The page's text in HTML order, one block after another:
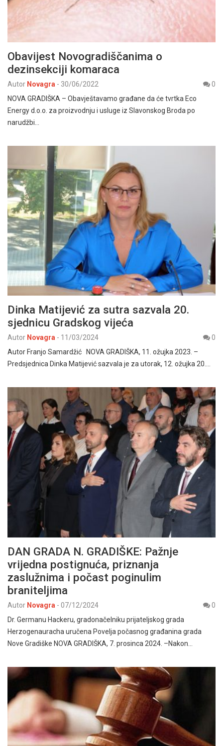
Obavijest Novogradiščanima o
dezinsekciji komaraca
Autor Novagra - 30/06/2022
0
NOVA GRADIŠKA – Obavještavamo građane da će tvrtka Eco
Energy d.o.o. za proizvodnju i usluge iz Slavonskog Broda po
narudžbi…
Dinka Matijević za sutra sazvala 20.
sjednicu Gradskog vijeća
Autor Novagra - 11/03/2024
0
Autor Franjo Samardžić NOVA GRADIŠKA, 11. ožujka 2023. –
Predsjednica Dinka Matijević sazvala je za utorak, 12. ožujka 20.…
DAN GRADA N. GRADIŠKE: Pažnje
vrijedna postignuća, priznanja
zaslužnima i počast poginulim
braniteljima
Autor Novagra - 07/12/2024
0
Dr. Germanu Hackeru, gradonačelniku prijateljskog grada
Herzogenauracha uručena Povelja počasnog građanina grada
Nove Gradiške NOVA GRADIŠKA, 7. prosinca 2024. –Nakon…